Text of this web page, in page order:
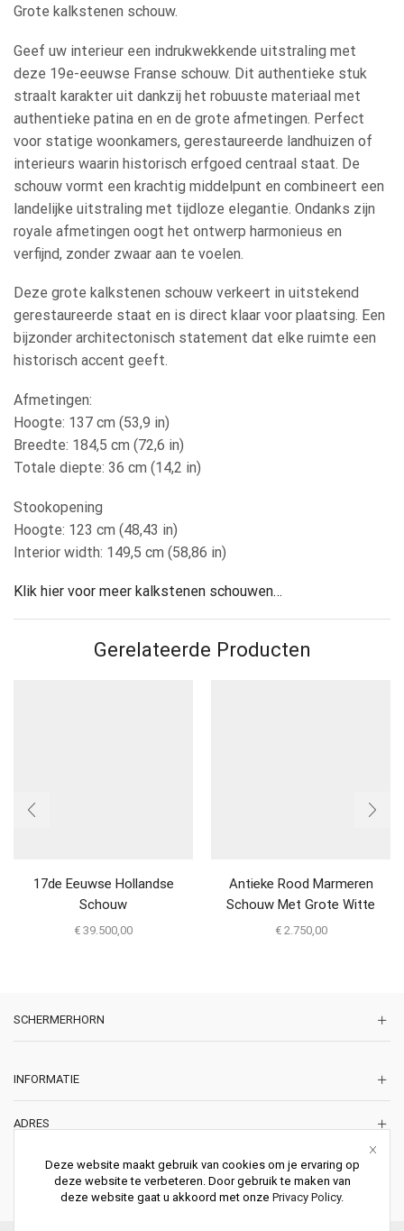
Grote kalkstenen schouw.
Geef uw interieur een indrukwekkende uitstraling met
deze 19e-eeuwse Franse schouw. Dit authentieke stuk
straalt karakter uit dankzij het robuuste materiaal met
authentieke patina en en de grote afmetingen. Perfect
voor statige woonkamers, gerestaureerde landhuizen of
interieurs waarin historisch erfgoed centraal staat. De
schouw vormt een krachtig middelpunt en combineert een
landelijke uitstraling met tijdloze elegantie. Ondanks zijn
royale afmetingen oogt het ontwerp harmonieus en
verfijnd, zonder zwaar aan te voelen.
Deze grote kalkstenen schouw verkeert in uitstekend
gerestaureerde staat en is direct klaar voor plaatsing. Een
bijzonder architectonisch statement dat elke ruimte een
historisch accent geeft.
Afmetingen:
Hoogte: 137 cm (53,9 in)
Breedte: 184,5 cm (72,6 in)
Totale diepte: 36 cm (14,2 in)
Stookopening
Hoogte: 123 cm (48,43 in)
Interior width: 149,5 cm (58,86 in)
Klik hier voor meer kalkstenen schouwen…
Gerelateerde Producten
17de Eeuwse Hollandse
Schouw
€ 39.500,00
Antieke Rood Marmeren
Schouw Met Grote Witte
Consoles
€2.750,00
SCHERMERHORN
INFORMATIE
ADRES
2011 ZD HAARLEM
Nederland
Deze website maakt gebruik van cookies om je ervaring op
deze website te verbeteren. Door gebruik te maken van
deze website gaat u akkoord met onze Privacy Policy.